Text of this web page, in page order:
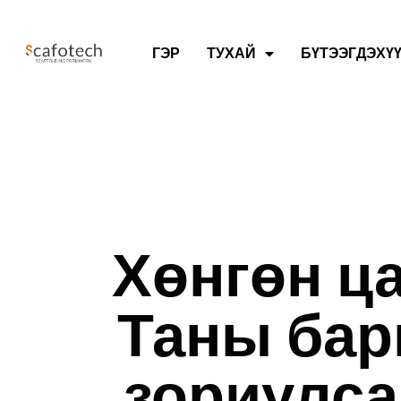
ГЭР ТУХАЙ
Хөнгөн
Таны